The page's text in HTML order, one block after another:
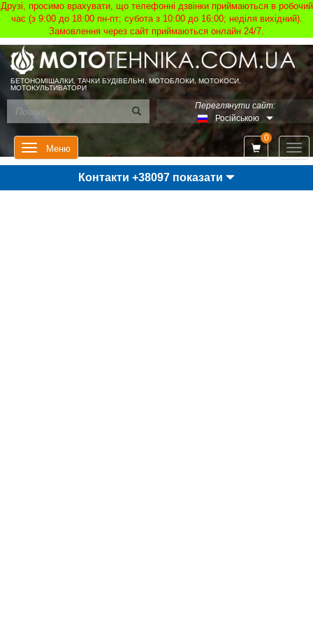
Друзі, просимо врахувати, що телефонні дзвінки приймаються в робочий
час (з 9:00 до 18:00 пн-пт; субота з 10:00 до 16:00; неділя вихідний).
Замовлення через сайт приймаються онлайн 24/7.
БЕТОНОМІШАЛКИ, ТАЧКИ БУДІВЕЛЬНІ, МОТОБЛОКИ, МОТОКОСИ,
МОТОКУЛЬТИВАТОРИ
Переглянути сайт:
Російською
Меню
0
Контакти +38097 показати